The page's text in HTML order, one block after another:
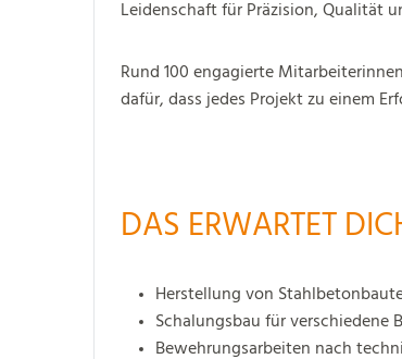
Leidenschaft für Präzision, Qualität
Rund 100 engagierte
dafür, dass jedes Projekt zu einem
DAS ERWARTET
Herstellung von
Schalungsbau für verschiedene
Bewehrungsarbeiten nach